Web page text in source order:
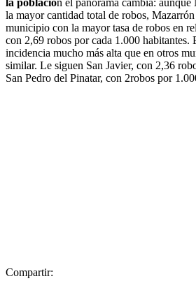
la población el panorama cambia:
la mayor cantidad total de robos, Mazarrón
municipio con la mayor tasa de robos en
con 2,69 robos por cada 1.000 habitantes.
incidencia mucho más alta que en otros
similar. Le siguen San Javier, con 2,36
San Pedro del Pinatar, con 2robos por
Compartir: